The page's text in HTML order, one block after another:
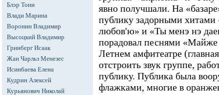
Блэр Тони
Влади Марина
Воронин Владимир
Высоцкий Владимир
Гринберг Исаак
Жан Чарльз Менезес
Исинбаева Елена
Кудрин Алексей
Курьянович Николай
явно получшали. На
публику задорными хитами
любов'ю» и «Ты менэ нэ
порадовал песнями «Майже
Летнем амфитеатре
отстроить звук группе,
публику. Публика была
флажками, многие в